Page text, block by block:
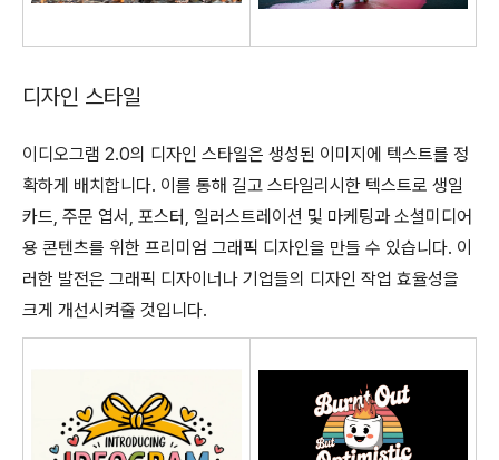
디자인 스타일
이디오그램 2.0의 디자인 스타일은 생성된 이미지에 텍스트를 정
확하게 배치합니다. 이를 통해 길고 스타일리시한 텍스트로 생일
카드, 주문 엽서, 포스터, 일러스트레이션 및 마케팅과 소셜미디어
용 콘텐츠를 위한 프리미엄 그래픽 디자인을 만들 수 있습니다. 이
러한 발전은 그래픽 디자이너나 기업들의 디자인 작업 효율성을
크게 개선시켜줄 것입니다.